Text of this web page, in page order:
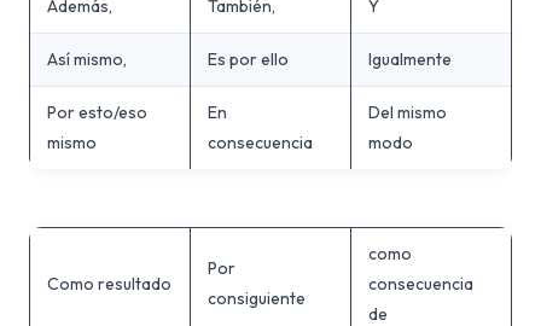
Además, También, Y
Así mismo, Es por ello Igualmente
Por esto/eso
mismo
En
consecuencia
Del mismo
modo
Como resultado
Por
consiguiente
como
consecuencia
de